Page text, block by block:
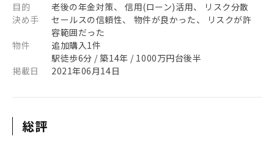
目的
老後の年金対策、 信用(ローン)活用、 リスク分散
決め手
セールスの信頼性、 物件が良かった、 リスクが許
容範囲だった
物件
追加購入1件
駅徒歩6分 / 築14年 / 1000万円台後半
掲載日
2021年06月14日
総評